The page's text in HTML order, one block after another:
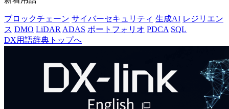
ブロックチェーン サイバーセキュリティ 生成AI レジリエン
ス DMO LiDAR ADAS ポートフォリオ PDCA SQL
DX用語辞典トップへ